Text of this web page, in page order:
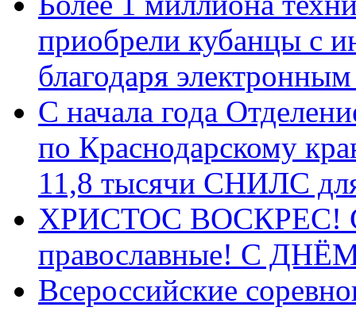
приобрели кубанцы с
благодаря
С начала года
по Краснодарскому
11,8 тысячи СНИЛС
ХРИСТОС ВОСКРЕС! С
православные! C
Всероссийские